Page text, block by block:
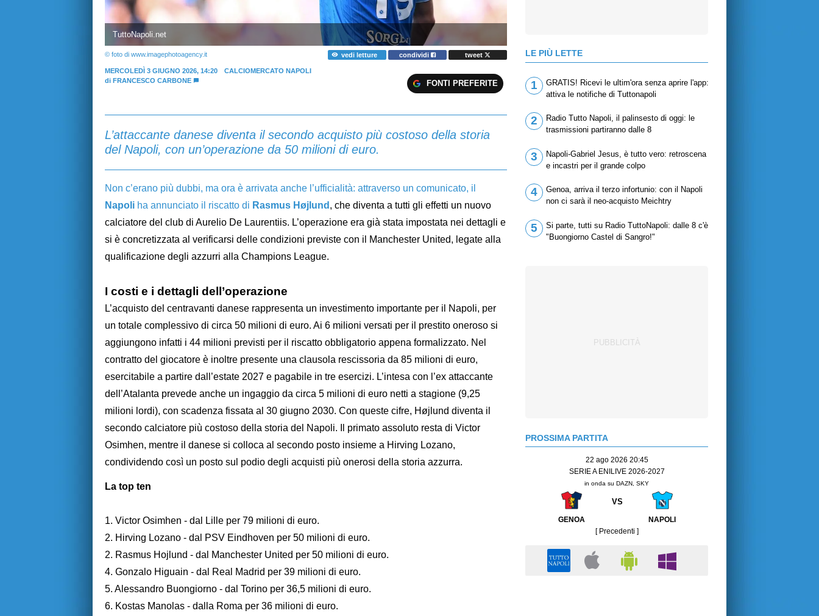
TuttoNapoli.net
© foto di www.imagephotoagency.it vedi letture condividi tweet
MERCOLEDÌ 3 GIUGNO 2026, 14:20
CALCIOMERCATO NAPOLI
di FRANCESCO CARBONE FONTI PREFERITE
L’attaccante danese diventa il secondo acquisto più costoso della storia
del Napoli, con un’operazione da 50 milioni di euro.
Non c’erano più dubbi, ma ora è arrivata anche l’ufficialità: attraverso un comunicato, il
Napoli ha annunciato il riscatto di Rasmus Højlund , che diventa a tutti gli effetti un nuovo
calciatore del club di Aurelio De Laurentiis. L’operazione era già stata impostata nei dettagli e
si è concretizzata al verificarsi delle condizioni previste con il Manchester United, legate alla
qualificazione degli azzurri alla Champions League.
I costi e i dettagli dell’operazione
L’acquisto del centravanti danese rappresenta un investimento importante per il Napoli, per
un totale complessivo di circa 50 milioni di euro. Ai 6 milioni versati per il prestito oneroso si
aggiungono infatti i 44 milioni previsti per il riscatto obbligatorio appena formalizzato. Nel
contratto del giocatore è inoltre presente una clausola rescissoria da 85 milioni di euro,
esercitabile a partire dall’estate 2027 e pagabile in tre esercizi. L’intesa con l’ex attaccante
dell’Atalanta prevede anche un ingaggio da circa 5 milioni di euro netti a stagione (9,25
milioni lordi), con scadenza fissata al 30 giugno 2030. Con queste cifre, Højlund diventa il
secondo calciatore più costoso della storia del Napoli. Il primato assoluto resta di Victor
Osimhen, mentre il danese si colloca al secondo posto insieme a Hirving Lozano,
condividendo così un posto sul podio degli acquisti più onerosi della storia azzurra.
La top ten
1. Victor Osimhen - dal Lille per 79 milioni di euro.
2. Hirving Lozano - dal PSV Eindhoven per 50 milioni di euro.
2. Rasmus Hojlund - dal Manchester United per 50 milioni di euro.
4. Gonzalo Higuain - dal Real Madrid per 39 milioni di euro.
5. Alessandro Buongiorno - dal Torino per 36,5 milioni di euro.
6. Kostas Manolas - dalla Roma per 36 milioni di euro.
LE PIÙ LETTE
1
GRATIS! Ricevi le ultim'ora senza aprire l'app:
attiva le notifiche di Tuttonapoli
2
Radio Tutto Napoli, il palinsesto di oggi: le
trasmissioni partiranno dalle 8
3
Napoli-Gabriel Jesus, è tutto vero: retroscena
e incastri per il grande colpo
4
Genoa, arriva il terzo infortunio: con il Napoli
non ci sarà il neo-acquisto Meichtry
5
Si parte, tutti su Radio TuttoNapoli: dalle 8 c'è
"Buongiorno Castel di Sangro!"
PROSSIMA PARTITA
22 ago 2026 20:45
SERIE A ENILIVE 2026-2027
in onda su DAZN, SKY
VS
GENOA
NAPOLI
[ Precedenti ]